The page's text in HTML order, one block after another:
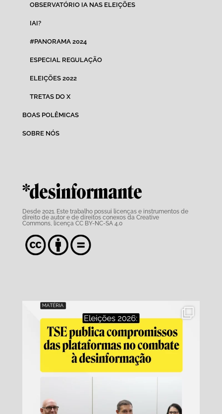
OBSERVATÓRIO IA NAS ELEIÇÕES
IAI?
#PANORAMA 2024
ESPECIAL REGULAÇÃO
ELEIÇÕES 2022
TRETAS DO X
BOAS POLÊMICAS
SOBRE NÓS
*desinformante
Desde 2021. Este trabalho possui licenças e instrumentos de
direito de autor e de direitos conexos da Creative
Commons, licença CC BY-NC-SA 4.0